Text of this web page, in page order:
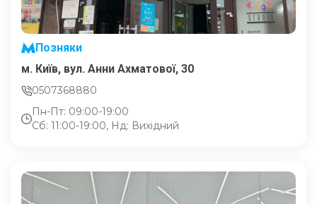
Позняки
м. Київ, вул. Анни Ахматової, 30
0507368880
Пн-Пт: 09:00-19:00
Сб: 11:00-19:00, Нд: Вихідний